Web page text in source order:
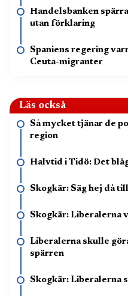
Handelsbanken
utan förklaring
Spaniens regering
Ceuta-migranter
Läs också
Så mycket tjänar de
region
Halvtid i Tidö: Det
Skogkär: Säg hej då
Skogkär: Liberalerna
Liberalerna skulle
spärren
Skogkär: Liberalerna